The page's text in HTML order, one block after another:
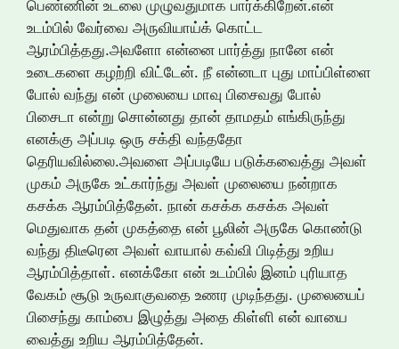
பெண்ணின் உடலை முழுவதுமாக பார்க்கிறேன்.என்
உடம்பில் வேர்வை அருவியாய்க் கொட்ட
ஆரம்பித்தது.அவளோ என்னை பார்த்து நானே என்
உடைகளை கழற்றி விட்டேன். நீ என்னடா புது மாப்பிள்ளை
போல் வந்து என் முலையை மாவு பிசைவது போல்
பிசைடா என்று சொன்னது தான் தாமதம் எங்கிருந்து
எனக்கு அப்படி ஒரு சக்தி வந்ததோ
தெரியவில்லை.அவளை அப்படியே படுக்கவைத்து அவள்
முகம் அருகே உட்கார்ந்து அவள் முலையை நன்றாக
கசக்க ஆரம்பித்தேன். நான் கசக்க கசக்க அவள்
மெதுவாக தன் முகத்தை என் பூலின் அருகே கொண்டு
வந்து திடீரென அவள் வாயால் கவ்வி பிடித்து உறிய
ஆரம்பித்தாள். எனக்கோ என் உடம்பில் இனம் புரியாத
வேகம் சூடு உருவாகுவதை உணர முடிந்தது. முலையைப்
பிசைந்து காம்பை இழுத்து அதை கிள்ளி என் வாயை
வைத்து உறிய ஆரம்பித்தேன்.